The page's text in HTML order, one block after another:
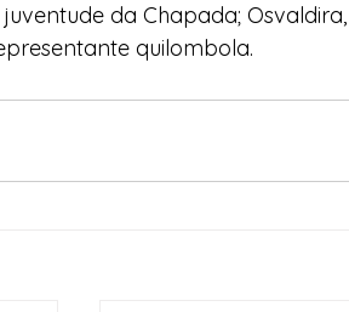
da Chapada;
quilombola.